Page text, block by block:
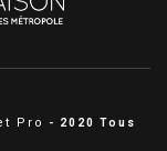
Pro - 2020 Tous